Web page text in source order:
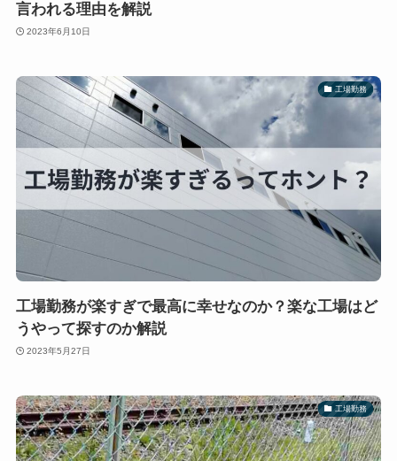
言われる理由を解説
2023年6月10日
工場勤務
工場勤務が楽すぎで最高に幸せなのか？楽な工場はど
うやって探すのか解説
2023年5月27日
工場勤務